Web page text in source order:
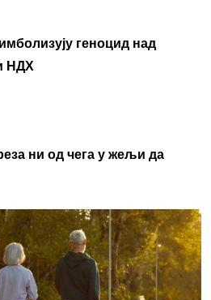
геноцид над
НДХ
ни од чега у жељи да